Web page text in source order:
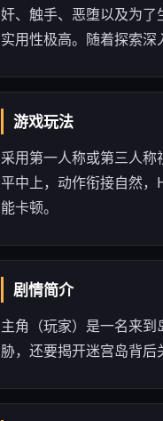
奸、触手、恶堕以及为了
实用性极高。随着探索深
游戏玩法
采用第一人称或第三人
平中上，动作衔接自然
能卡顿。
剧情简介
主角（玩家）是一名来
胁，还要揭开迷宫岛背后